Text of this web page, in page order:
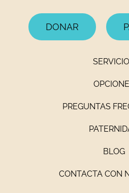
DONAR
PREGUNTAS
BLOG
CONTACTA CON